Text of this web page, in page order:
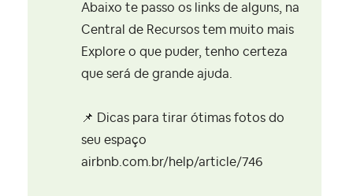
Abaixo te passo os links de alguns, na
Central de Recursos tem muito mais
Explore o que puder, tenho certeza
que será de grande ajuda.
📌
Dicas para tirar ótimas fotos do
seu espaço
airbnb.com.br/help/article/746